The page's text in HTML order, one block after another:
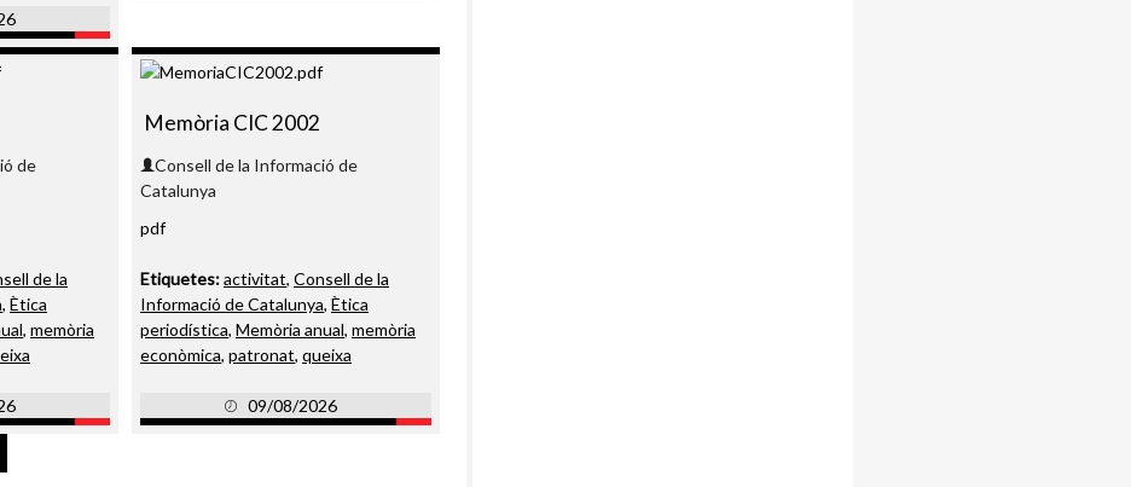
de
de la
, Ètica
, memòria
Memòria CIC 2002
Consell de la Informació de
Catalunya
pdf
Etiquetes:activitat, Consell de la
Informació de Catalunya, Ètica
periodística, Memòria anual, memòria
econòmica, patronat, queixa
09/08/2026